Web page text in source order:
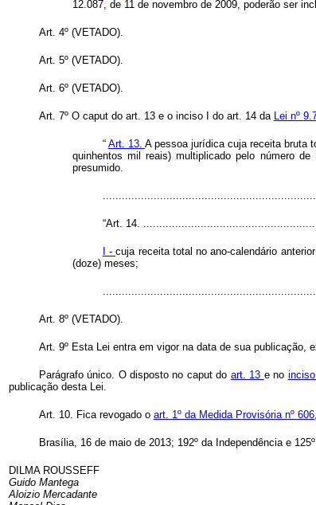
12.087, de 11 de novembro de 2009, poderão ser
Art. 4º (VETADO).
Art. 5º (VETADO).
Art. 6º (VETADO).
Art. 7º O caput do art. 13 e o inciso I do art. 14 da Lei nº
“ Art. 13. A pessoa jurídica cuja receita bruta
quinhentos mil reais) multiplicado pelo número
presumido.
“Art. 14.
I -cuja receita total no ano-calendário
(doze) meses;
Art. 8º (VETADO).
Art. 9º Esta Lei entra em vigor na data de sua publicação,
Parágrafo único. O disposto no caputdo art. 13 e no
publicação desta Lei.
Art. 10. Fica revogado o art. 1º da Medida Provisória nº
Brasília, 16 de maio de 2013; 192º da Independência e
DILMA ROUSSEFF
Guido Mantega
Aloizio Mercadante